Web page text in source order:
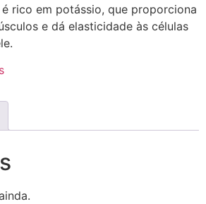
rico em potássio, que proporciona
e dá elasticidade às células